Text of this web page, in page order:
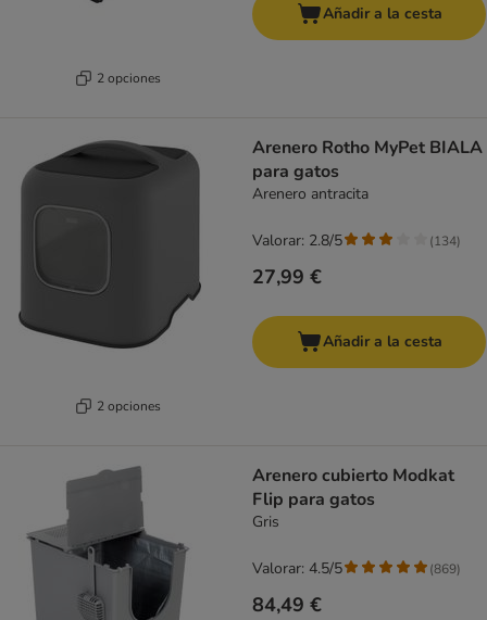
2 opciones
Añadir a la cesta
2 opciones
Arenero Rotho MyPet BIALA
para gatos
Arenero antracita
27,99 €
Valorar: 2.8/5 (134)
Añadir a la cesta
Arenero cubierto Modkat
Flip para gatos
Gris
84,49 €
Valorar: 4.5/5 (869)